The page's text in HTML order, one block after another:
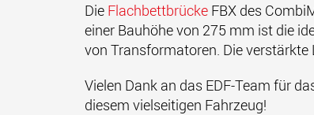
Die Flachbettbrücke FBX des
einer Bauhöhe von 275 mm ist die
von Transformatoren. Die
Vielen Dank an das EDF-Team für
diesem vielseitigen Fahrzeug!